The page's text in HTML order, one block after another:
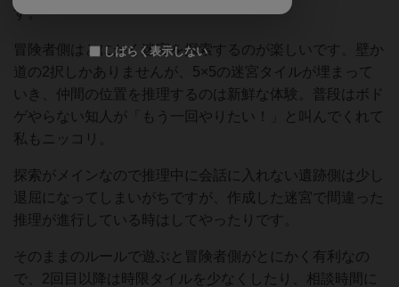
す。
冒険者側はとにかく迷宮を探索するのが楽しいです。壁か
道の2択しかありませんが、5×5の迷宮タイルが埋まって
いき、仲間の位置を推理するのは新鮮な体験。普段はボド
ゲやらない知人が「もう一回やりたい！」と叫んでくれて
私もニッコリ。
探索がメインなので推理中に会話に入れない遺跡側は少し
退屈になってしまいがちですが、作成した迷宮で間違った
推理が進行している時はしてやったりです。
そのままのルールで遊ぶと冒険者側がとにかく有利なの
で、2回目以降は時限タイルを少なくしたり、相談時間に
しばらく表示しない